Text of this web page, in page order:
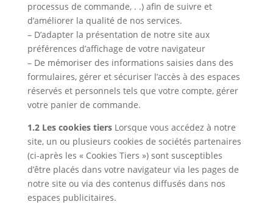
processus de commande, . .) afin de suivre et
d’améliorer la qualité de nos services.
– D’adapter la présentation de notre site aux
préférences d’affichage de votre navigateur
– De mémoriser des informations saisies dans des
formulaires, gérer et sécuriser l’accès à des espaces
réservés et personnels tels que votre compte, gérer
votre panier de commande.
1.2 Les cookies tiers Lorsque vous accédez à notre
site, un ou plusieurs cookies de sociétés partenaires
(ci-après les « Cookies Tiers ») sont susceptibles
d’être placés dans votre navigateur via les pages de
notre site ou via des contenus diffusés dans nos
espaces publicitaires.